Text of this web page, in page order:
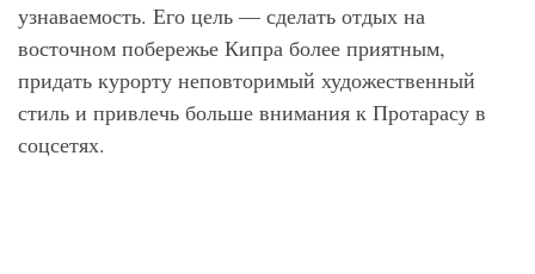
узнаваемость. Его цель — сделать отдых на
восточном побережье Кипра более приятным,
придать курорту неповторимый художественный
стиль и привлечь больше внимания к Протарасу в
соцсетях.